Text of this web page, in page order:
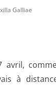
Galliae
avril,
à